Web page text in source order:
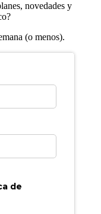
novedades y
(o menos).